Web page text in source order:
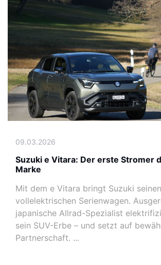
09.03.2026
Suzuki e Vitara: Der erste Stromer
Marke
Mit dem e Vitara bringt Suzuki
vollelektrischen Serienwagen.
japanische Allrad-Spezialist
sein SUV-Erbe – und setzt auf
Partnerschaft. ...